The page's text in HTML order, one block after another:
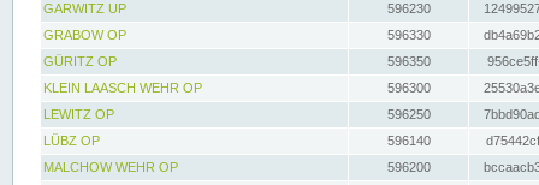
GARWITZ UP
596230
GRABOW OP
596330
GÜRITZ OP
596350
KLEIN LAASCH WEHR OP
596300
LEWITZ OP
596250
LÜBZ OP
596140
MALCHOW WEHR OP
596200